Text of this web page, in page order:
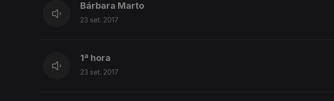
Bárbara Marto
23 set. 2017
1ª hora
23 set. 2017